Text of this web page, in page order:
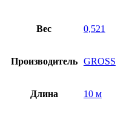
Вес 0,521
Производитель GROSS
Длина 10 м